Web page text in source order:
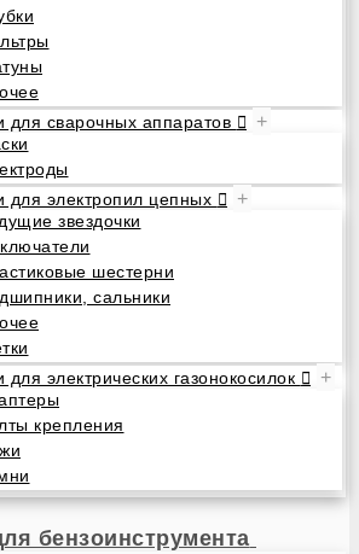
для сварочных аппаратов
+
для электропил цепных
+
звездочки
шестерни
сальники
для электрических газонокосилок
+
крепления
бензоинструмента